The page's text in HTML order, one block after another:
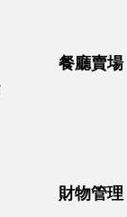
餐廳賣場
財物管理